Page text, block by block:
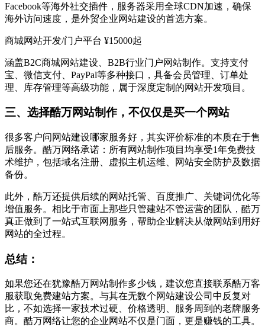
Facebook等海外社交插件，服务器采用全球CDN加速，确保
海外访问速度，是外贸企业网站建设的首选方案。
商城网站开发/门户平台 ¥15000起
涵盖B2C商城网站建设、B2B行业门户网站制作。支持支付
宝、微信支付、PayPal等多种接口，具备会员管理、订单处
理、库存管理等高级功能，属于深度定制的网站开发项目。
三、选择酷万网站制作，不仅仅是买一个网站
很多客户问网站建设哪家服务好，其实评价标准的本质在于售
后服务。酷万网络承诺：所有网站制作项目均享受1年免费技
术维护，包括域名注册、虚拟主机运维、网站安全防护及数据
备份。
此外，酷万还提供后续的网站托管、百度推广、关键词优化等
增值服务。相比于市面上那些只管建站不管运营的团队，酷万
真正做到了一站式互联网服务，帮助企业解决从做网站到用好
网站的全过程。
总结：
如果您还在犹豫酷万网站制作多少钱，建议您直接联系酷万客
服获取免费建站方案。与其在无数个网站建设公司中反复对
比，不如选择一家技术过硬、价格透明、服务周到的老牌服务
商。酷万网络让您的企业网站不仅是门面，更是赚钱的工具。